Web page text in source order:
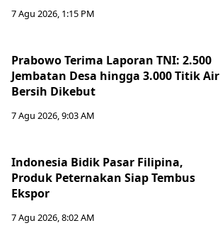
7 Agu 2026, 1:15 PM
Prabowo Terima Laporan TNI: 2.500
Jembatan Desa hingga 3.000 Titik Air
Bersih Dikebut
7 Agu 2026, 9:03 AM
Indonesia Bidik Pasar Filipina,
Produk Peternakan Siap Tembus
Ekspor
7 Agu 2026, 8:02 AM